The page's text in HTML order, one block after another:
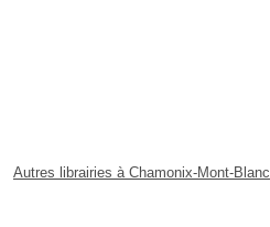
Autres librairies à Chamonix-Mont-Blanc